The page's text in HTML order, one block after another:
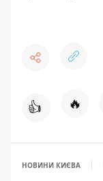
👍 🔥
НОВИНИ КИЄВА